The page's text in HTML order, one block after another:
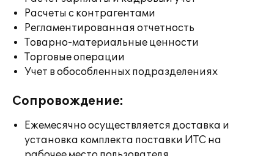
Расчеты с контрагентами
Регламентированная отчетность
Товарно-материальные ценности
Торговые операции
Учет в обособленных подразделениях
Сопровождение:
Ежемесячно осуществляется доставка и
установка комплекта поставки ИТС на